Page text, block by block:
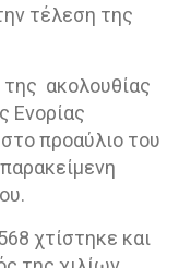
τέλεση της
ακολουθίας
Ενορίας
προαύλιο του
χτίστηκε και